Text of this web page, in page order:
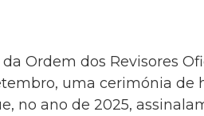
Ordem dos Revisores
uma cerimónia de
no ano de 2025,